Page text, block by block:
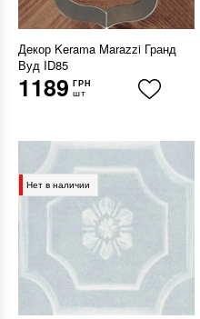
Декор Kerama Marazzi Гранд
Вуд ID85
1189 ГРН
шт
Нет в наличии